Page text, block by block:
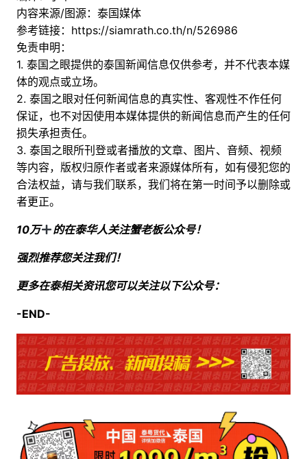
内容来源/图源：泰国媒体
参考链接： https://siamrath.co.th/n/526986
免责申明：
1. 泰国之眼提供的泰国新闻信息仅供参考，并不代表本媒
体的观点或立场。
2. 泰国之眼对任何新闻信息的真实性、客观性不作任何
保证，也不对因使用本媒体提供的新闻信息而产生的任何
损失承担责任。
3. 泰国之眼所刊登或者播放的文章、图片、音频、视频
等内容，版权归原作者或者来源媒体所有，如有侵犯您的
合法权益，请与我们联系，我们将在第一时间予以删除或
者更正。
10万 的在泰华人关注蟹老板公众号！
强烈推荐您关注我们！
更多在泰相关资讯您可以关注以下公众号：
-END-